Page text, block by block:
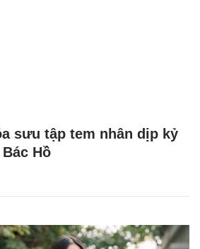
sưu tập tem nhân dịp kỷ
Hồ